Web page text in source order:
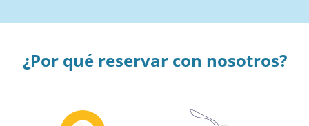
¿Por qué reservar con nosotros?